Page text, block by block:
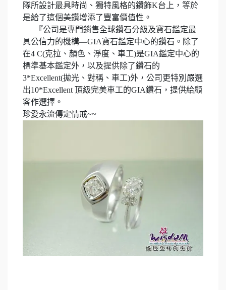
隊所設計最具時尚、獨特風格的鑽飾K台上，等於
是給了這個美鑽增添了豐富價值性。
『公司是專門銷售全球鑽石分級及寶石鑑定最
具公信力的機構—GIA寶石鑑定中心的鑽石。除了
在4 C(克拉、顏色、淨度、車工)是GIA鑑定中心的
標準基本鑑定外，以及提供除了鑽石的
3*Excellent(拋光、對稱、車工)外，公司更特別嚴選
出10*Excellent 頂級完美車工的GIA鑽石，提供給顧
客作選擇。
珍愛永流傳定情戒~~